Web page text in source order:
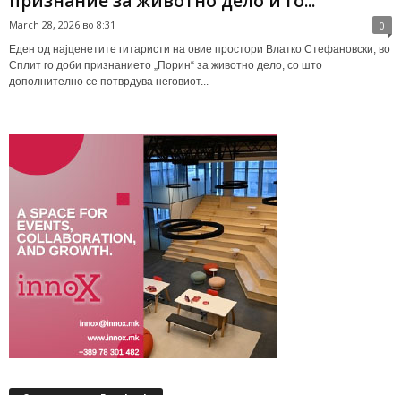
March 28, 2026 во 8:31 0
Еден од најценетите гитаристи на овие простори Влатко Стефановски, во
Сплит го доби признанието „Порин“ за животно дело, со што
дополнително се потврдува неговиот...